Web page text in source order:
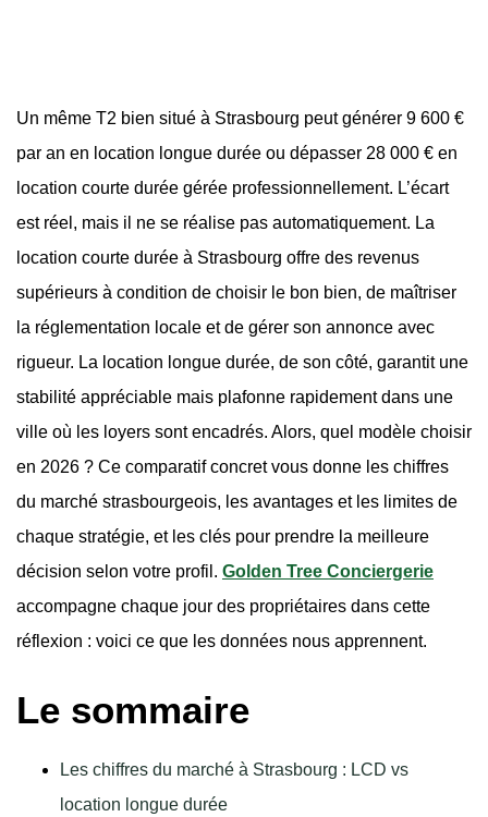
Un même T2 bien situé à Strasbourg peut générer 9 600 €
par an en location longue durée ou dépasser 28 000 € en
location courte durée gérée professionnellement. L’écart
est réel, mais il ne se réalise pas automatiquement. La
location courte durée à Strasbourg offre des revenus
supérieurs à condition de choisir le bon bien, de maîtriser
la réglementation locale et de gérer son annonce avec
rigueur. La location longue durée, de son côté, garantit une
stabilité appréciable mais plafonne rapidement dans une
ville où les loyers sont encadrés. Alors, quel modèle choisir
en 2026 ? Ce comparatif concret vous donne les chiffres
du marché strasbourgeois, les avantages et les limites de
chaque stratégie, et les clés pour prendre la meilleure
décision selon votre profil. Golden Tree Conciergerie
accompagne chaque jour des propriétaires dans cette
réflexion : voici ce que les données nous apprennent.
Le sommaire
Les chiffres du marché à Strasbourg : LCD vs
location longue durée